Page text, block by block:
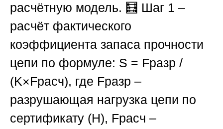
расчётную модель. 🧮 Шаг 1 –
расчёт фактического
коэффициента запаса прочности
цепи по формуле: S = Fразр /
(K×Fрасч), где Fразр –
разрушающая нагрузка цепи по
сертификату (Н), Fрасч –